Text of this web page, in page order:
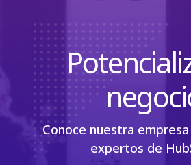
Conoce nuestra
expertos de